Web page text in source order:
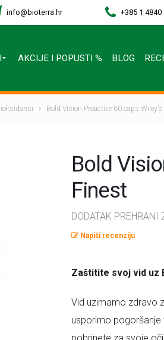
info@bioterra.hr +385 1 4840
AKCIJE I POPUSTI % BLOG
Bold Vision Proactive 60 caps
Bold
Finest
DODATAK PREHRANI
Napiši recenziju
Zaštitite svoj vid uz
Vid uzimamo zdravo
usporimo pogoršanje